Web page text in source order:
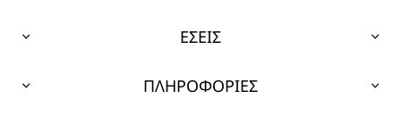
ΕΣΕΙΣ
ΠΛΗΡΟΦΟΡΙΕΣ